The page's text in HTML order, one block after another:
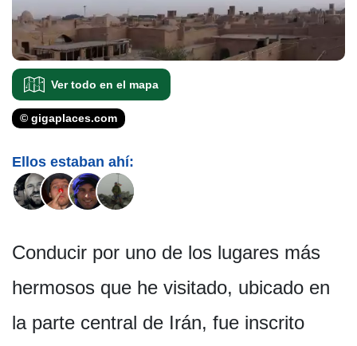
Ver todo en el mapa
© gigaplaces.com
Ellos estaban ahí:
Conducir por uno de los lugares más
hermosos que he visitado, ubicado en
la parte central de Irán, fue inscrito